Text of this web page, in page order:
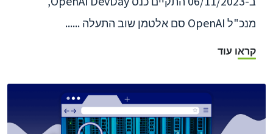
מנכ"ל OpenAI סם אלטמן שוב התעלה ......
קראו עוד